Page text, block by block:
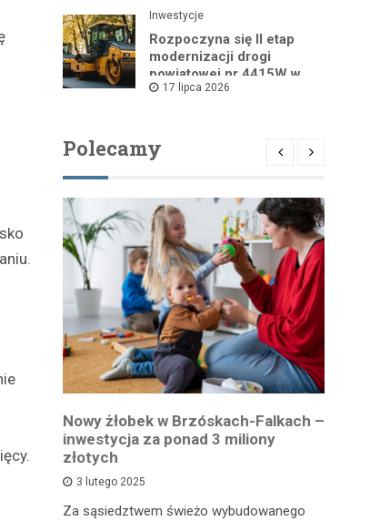
Inwestycje
Rozpoczyna się II etap
modernizacji drogi
powiatowej nr 4415W w
Leszczydole
17 lipca 2026
Polecamy
w
Nowy żłobek w Brzóskach-Falkach –
inwestycja za ponad 3 miliony
złotych
3 lutego 2025
Za sąsiedztwem świeżo wybudowanego